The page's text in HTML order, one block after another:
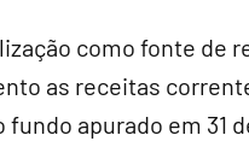
como fonte de
as receitas
apurado em 31